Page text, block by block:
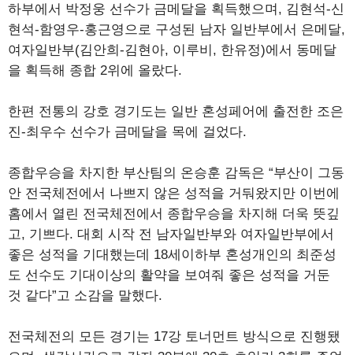
하부에서 박정웅 선수가 금메달을 획득했으며, 김현석-신
현석-함영우-홍근영으로 구성된 남자 일반부에서 은메달,
여자일반부(김안희-김현아, 이루비, 한유정)에서 동메달
을 획득해 종합 2위에 올랐다.
한편 전통의 강호 경기도는 일반 혼성페어에 출전한 조은
진-최우수 선수가 금메달을 목에 걸었다.
종합우승을 차지한 부산팀의 온승훈 감독은 “부산이 그동
안 전국체전에서 나쁘지 않은 성적을 거둬왔지만 이번에
홈에서 열린 전국체전에서 종합우승을 차지해 더욱 뜻깊
고, 기쁘다. 대회 시작 전 남자일반부와 여자일반부에서
좋은 성적을 기대했는데 18세이하부 혼성개인의 최준성
도 선수도 기대이상의 활약을 보여줘 좋은 성적을 거둔
것 같다”고 소감을 말했다.
전국체전의 모든 경기는 17강 토너먼트 방식으로 진행됐